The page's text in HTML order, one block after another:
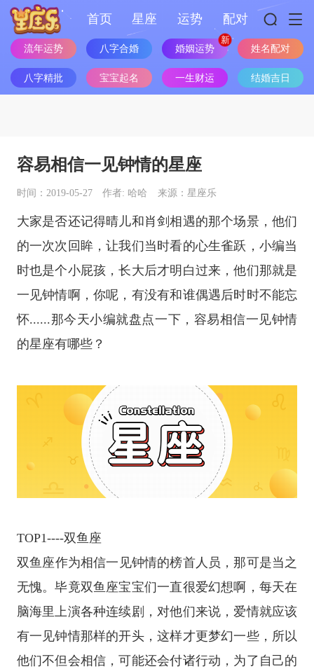
首页 星座 运势 配对
流年运势 八字合婚 婚姻运势 姓名配对
八字精批 宝宝起名 一生财运 结婚吉日
容易相信一见钟情的星座
时间：2019-05-27 作者: 哈哈 来源：星座乐
大家是否还记得晴儿和肖剑相遇的那个场景，他们
的一次次回眸，让我们当时看的心生雀跃，小编当
时也是个小屁孩，长大后才明白过来，他们那就是
一见钟情啊，你呢，有没有和谁偶遇后时时不能忘
怀......那今天小编就盘点一下，容易相信一见钟情
的星座有哪些？
TOP1----双鱼座
双鱼座作为相信一见钟情的榜首人员，那可是当之
无愧。毕竟双鱼座宝宝们一直很爱幻想啊，每天在
脑海里上演各种连续剧，对他们来说，爱情就应该
有一见钟情那样的开头，这样才更梦幻一些，所以
他们不但会相信，可能还会付诸行动，为了自己的